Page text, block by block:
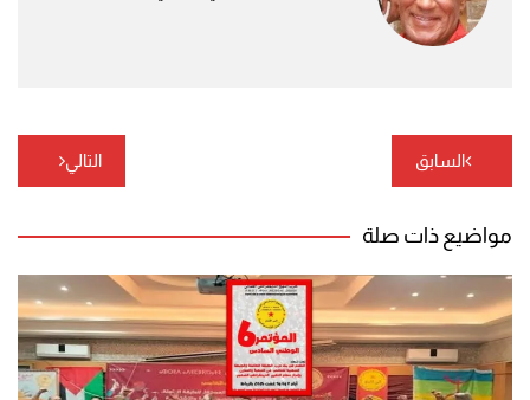
تصفّح
المقالات
السابق التالي
مواضيع ذات صلة